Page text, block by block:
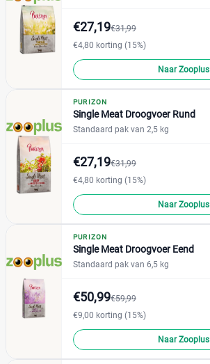
€27,19€31,99
€4,80 korting (15%)
Naar Zooplus
PURIZON
Single Meat Droogvoer Rund
Standaard pak van 2,5 kg
€27,19€31,99
€4,80 korting (15%)
Naar Zooplus
PURIZON
Single Meat Droogvoer Eend
Standaard pak van 6,5 kg
€50,99€59,99
€9,00 korting (15%)
Naar Zooplus